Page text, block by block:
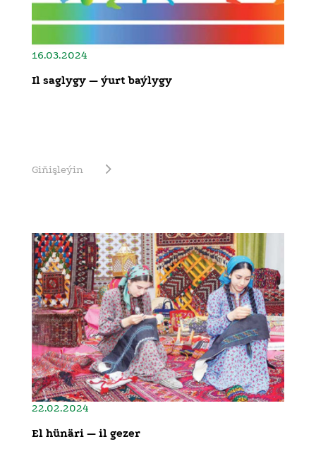
16.03.2024
Il saglygy — ýurt baýlygy
Giňişleýin
22.02.2024
El hünäri — il gezer